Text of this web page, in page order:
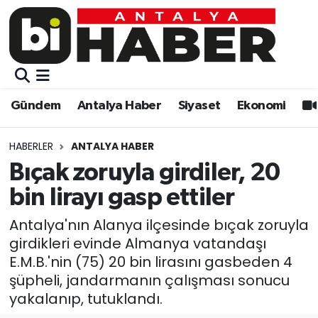
Gündem Antalya Haber Siyaset Ekonomi
HABERLER ANTALYA HABER
Bıçak zoruyla girdiler, 20
bin lirayı gasp ettiler
Antalya'nın Alanya ilçesinde bıçak zoruyla
girdikleri evinde Almanya vatandaşı
E.M.B.'nin (75) 20 bin lirasını gasbeden 4
şüpheli, jandarmanın çalışması sonucu
yakalanıp, tutuklandı.
Gündem
Siyaset
Ekonomi
Video
Eğitim
Kültür-sanat
Sağlık
Gündem
Siyaset
Eğitim
Ekonomi
Kültür-sanat
Sağlık
Spor
Muratpaşa Nöbetçi Eczaneler
Muratpaşa Trafik Yoğunluk Haritası
Süper Lig Puan Durumu ve Fikstür
Tüm Manşetler
Son Dakika Haberleri
Haber Arşivi